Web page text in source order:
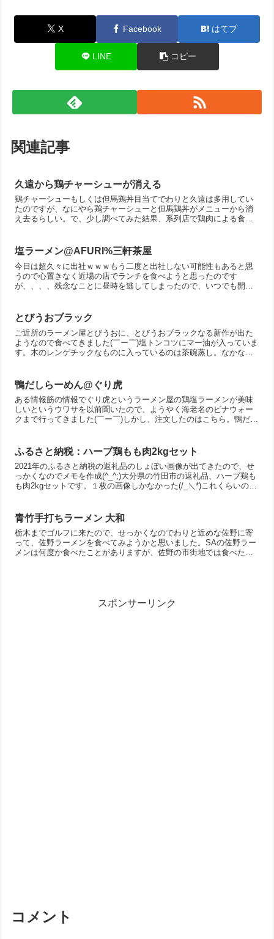
X Facebook はてブ
LINE コピー
関連記事
久遠から鶏チャーシューが消える
鶏チャーシューもしくは但馬鶏丼目当てでわりと久遠は多用してい
たのですが、なにやら鶏チャーシューと但馬鶏丼がメニューから消
え去るらしい。で、少し調べてみた結果、系列店で鶏肉による食中
塩ラーメン@AFURI%三軒茶屋
今日は超久々に出社ｗｗｗもう二度と出社しない可能性もあると思
うので心置きなく近場の店でランチを食べようと思ったのです
が、、、、残念なことに昼時を逃してしまったので、いつでも開い
とびうおブラック
ご近所のラーメン屋とびうおに、とびうおブラックなる新作が出た
ようなので食べてきました(￣ー￣)塩トンコツにマー油が入っていま
す。木のレンゲチックなものに入っているのは茶碗蒸し。なかなか
鴨だしらーめん@ぐり虎
ある情報筋の情報でぐり虎というラーメン屋の鶏塩ラーメンが美味
しいというウワサを以前聞いたので、ようやく海老名のビナウォー
クまで行ってきました(￣ー￣)しかし、注文したのはこちら。鴨だし
ふるさと納税：ハーブ鶏もも肉2kgセット
2021年のふるさと納税の返礼品のしょぼい画像が出てきたので、せ
っかくなのでメモを作成(^_^;)大分県の竹田市の返礼品、ハーブ鶏も
も肉2kgセットです。１枚の画像しかなかった(/_＼*)これくらいの大
青竹手打ちラーメン 大和
栃木までゴルフに来たので、せっかくなのでわりと近めな佐野に寄
って、佐野ラーメンを食べてみようかと思いました。SAの佐野ラー
メンは何度か食べたことがありますが、佐野の市街地では食べたこ
スポンサーリンク
コメント